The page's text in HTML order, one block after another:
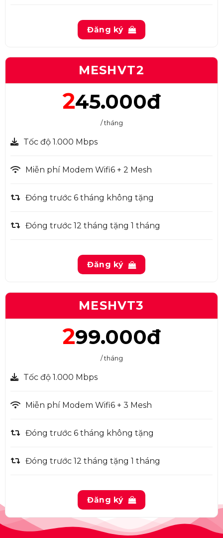
Đăng ký
MESHVT2
245.000đ
/ tháng
Tốc độ 1.000 Mbps
Miễn phí Modem Wifi6 + 2 Mesh
Đóng trước 6 tháng không tặng
Đóng trước 12 tháng tặng 1 tháng
Đăng ký
MESHVT3
299.000đ
/ tháng
Tốc độ 1.000 Mbps
Miễn phí Modem Wifi6 + 3 Mesh
Đóng trước 6 tháng không tặng
Đóng trước 12 tháng tặng 1 tháng
Đăng ký